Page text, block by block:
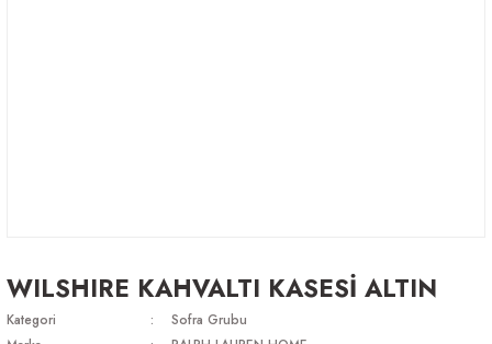
WILSHIRE KAHVALTI KASESİ ALTIN
Kategori
Sofra Grubu